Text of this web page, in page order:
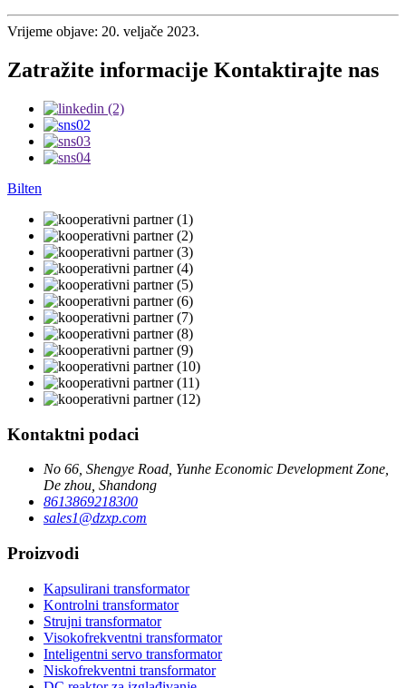
Vrijeme objave: 20. veljače 2023.
Zatražite informacije Kontaktirajte nas
Bilten
Kontaktni podaci
No 66, Shengye Road, Yunhe Economic Development Zone,
De zhou, Shandong
8613869218300
sales1@dzxp.com
Proizvodi
Kapsulirani transformator
Kontrolni transformator
Strujni transformator
Visokofrekventni transformator
Inteligentni servo transformator
Niskofrekventni transformator